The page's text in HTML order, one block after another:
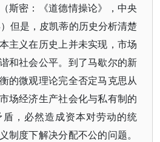
斯密：《道德情操论》，中央
但是，皮凯蒂的历史分析清楚
主义在历史上并未实现，市场
和社会公平。到了马歇尔的新
的微观理论完全否定马克思从
场经济生产社会化与私有制的
，必然造成资本对劳动的统
制度下解决分配不公的问题。